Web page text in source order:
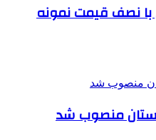
نصف قیمت نمونه
منصوب شد